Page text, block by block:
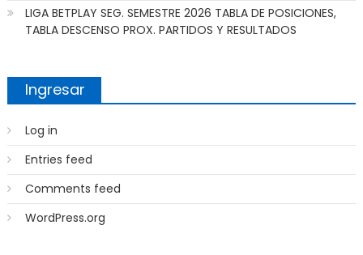
LIGA BETPLAY SEG. SEMESTRE 2026 TABLA DE POSICIONES,
TABLA DESCENSO PROX. PARTIDOS Y RESULTADOS
Ingresar
Log in
Entries feed
Comments feed
WordPress.org